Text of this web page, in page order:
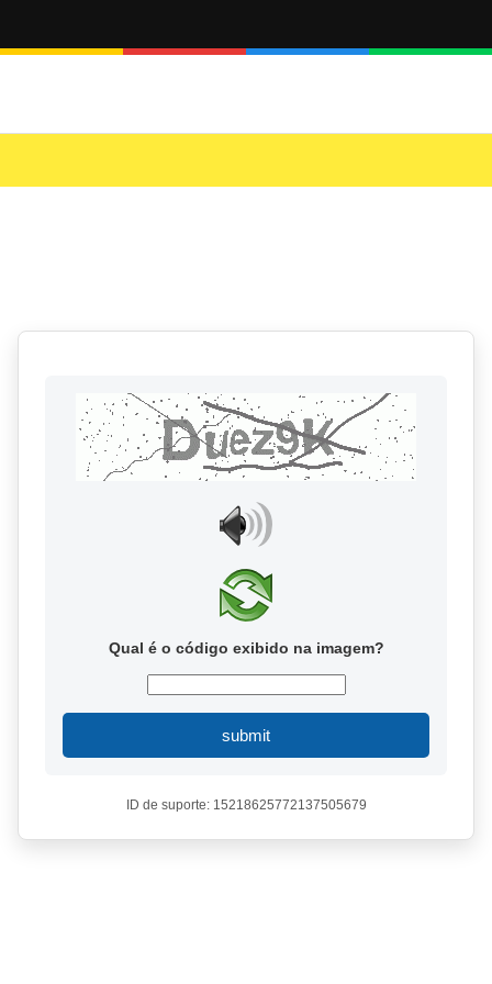
Qual é o código exibido na imagem?
submit
ID de suporte: 15218625772137505679